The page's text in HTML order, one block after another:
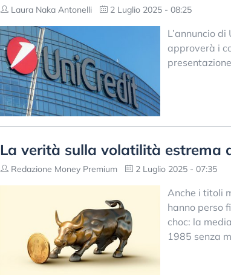
Laura Naka Antonelli 2 Luglio 2025 - 08:25
L’annuncio
approverà i
La verità sulla volatilità estrema
Redazione Money Premium 2 Luglio 2025 - 07:35
Anche i titoli
hanno perso
choc: la
1985 senza